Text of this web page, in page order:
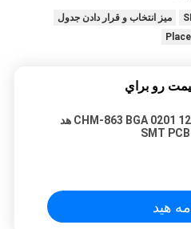
میز انتخاب و قرار دادن جدول
رو براي
خط تولید CHM-863 BGA 0201 12 هد
هید